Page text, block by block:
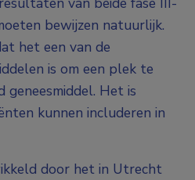
bewijzen natuurlijk.
het een van de
is om een plek te
geneesmiddel. Het is
kunnen includeren in
door het in Utrecht